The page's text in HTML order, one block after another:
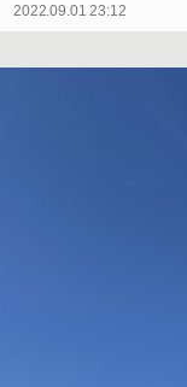
2022.09.01 23:12